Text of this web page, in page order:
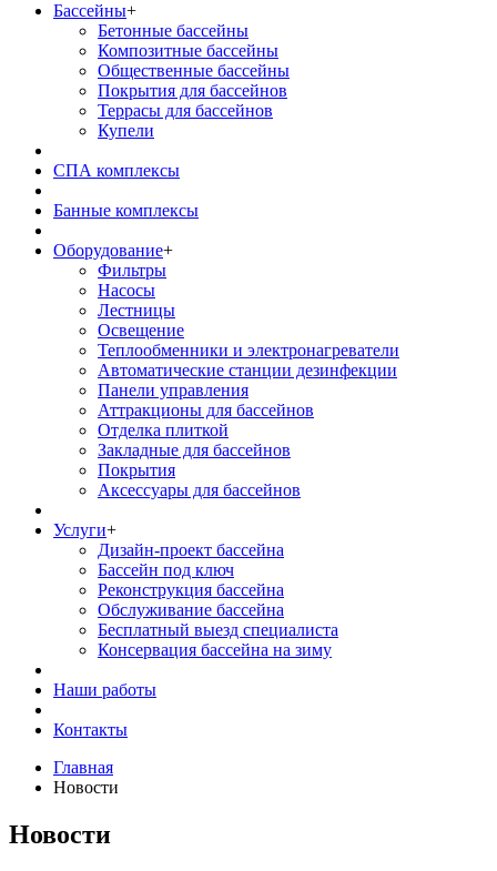
Бассейны+
Бетонные бассейны
Композитные бассейны
Общественные бассейны
Покрытия для бассейнов
Террасы для бассейнов
Купели
СПА комплексы
Банные комплексы
Оборудование+
Фильтры
Насосы
Лестницы
Освещение
Теплообменники и электронагреватели
Автоматические станции дезинфекции
Панели управления
Аттракционы для бассейнов
Отделка плиткой
Закладные для бассейнов
Покрытия
Аксессуары для бассейнов
Услуги+
Дизайн-проект бассейна
Бассейн под ключ
Реконструкция бассейна
Обслуживание бассейна
Бесплатный выезд специалиста
Консервация бассейна на зиму
Наши работы
Контакты
Главная
Новости
Новости